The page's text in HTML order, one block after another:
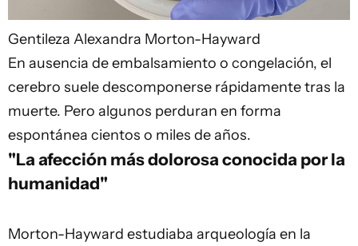
Gentileza Alexandra Morton-Hayward
En ausencia de embalsamiento o congelación, el
cerebro suele descomponerse rápidamente tras la
muerte. Pero algunos perduran en forma
espontánea cientos o miles de años.
"La afección más dolorosa conocida por la
humanidad"
Morton-Hayward estudiaba arqueología en la